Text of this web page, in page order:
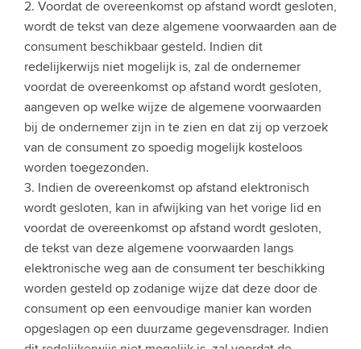
2. Voordat de overeenkomst op afstand wordt gesloten,
wordt de tekst van deze algemene voorwaarden aan de
consument beschikbaar gesteld. Indien dit
redelijkerwijs niet mogelijk is, zal de ondernemer
voordat de overeenkomst op afstand wordt gesloten,
aangeven op welke wijze de algemene voorwaarden
bij de ondernemer zijn in te zien en dat zij op verzoek
van de consument zo spoedig mogelijk kosteloos
worden toegezonden.
3. Indien de overeenkomst op afstand elektronisch
wordt gesloten, kan in afwijking van het vorige lid en
voordat de overeenkomst op afstand wordt gesloten,
de tekst van deze algemene voorwaarden langs
elektronische weg aan de consument ter beschikking
worden gesteld op zodanige wijze dat deze door de
consument op een eenvoudige manier kan worden
opgeslagen op een duurzame gegevensdrager. Indien